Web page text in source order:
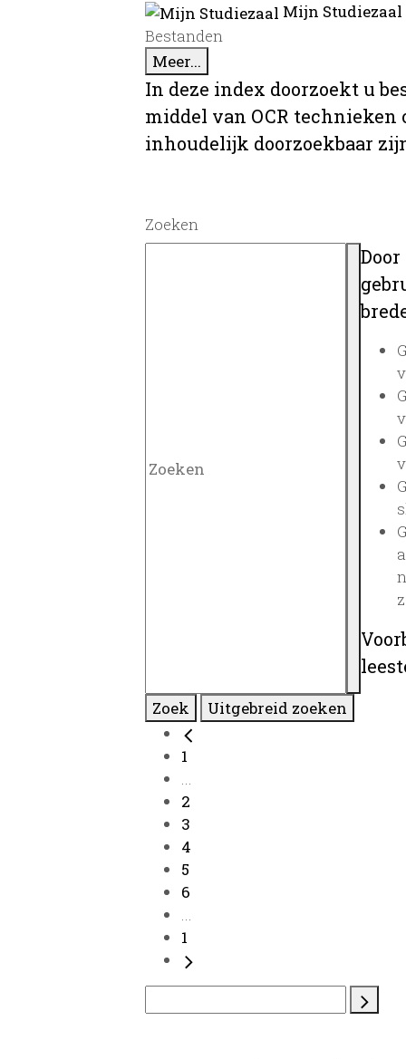
Mijn
Bestanden
Meer...
In deze index doorzoekt u
middel van OCR
inhoudelijk doorzoekbaar
Zoeken
Zoek Uitgebreid zoeken
1
...
2
3
4
5
6
...
1